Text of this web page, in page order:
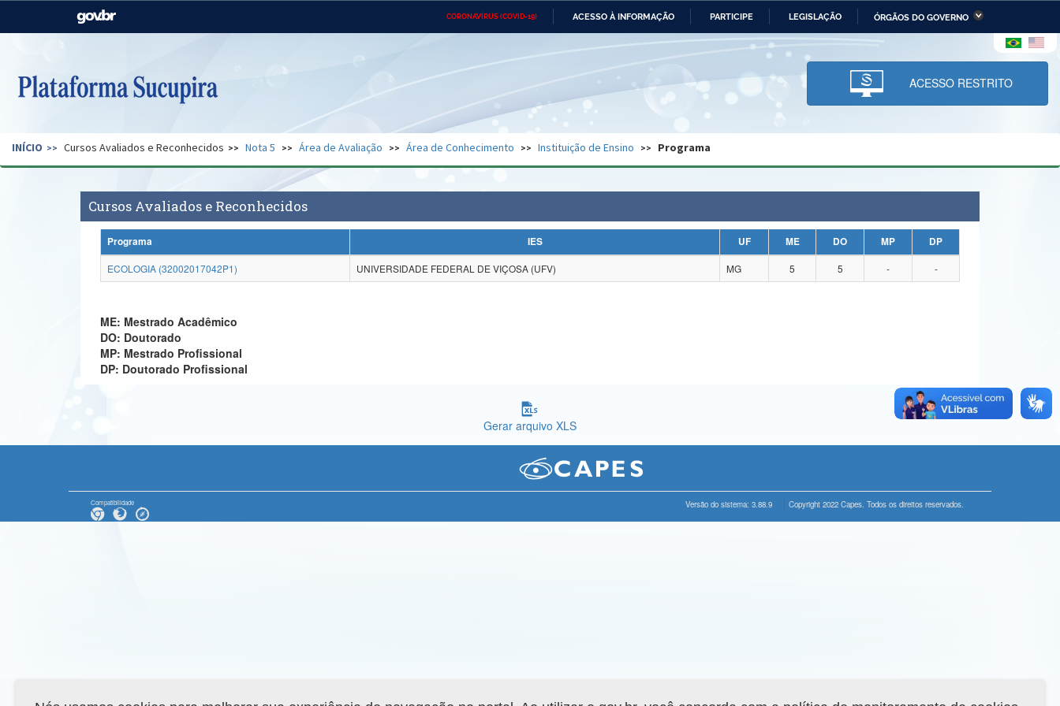
CORONAVÍRUS (COVID-19) ACESSO À INFORMAÇÃO PARTICIPE LEGISLAÇÃO ÓRGÃOS DO GOVERNO
Casa Civil Ministério das Relações Ministério da Economia Ministério da Infraestrutura
Pecuária e Abastecimento
Ministério da Ciência,
Tecnologia, Inovações e
Comunicações
Ministério do Desenvolvimento
Regional e dos Direitos Humanos
Secretaria de Governo Gabinete de Segurança Advocacia-Geral da União Banco Central do Brasil Planalto
ACESSO RESTRITO
INÍCIO Cursos Avaliados e Reconhecidos Nota 5 Área de Avaliação Área de Conhecimento Instituição de Ensino Programa
Cursos Avaliados e Reconhecidos
Programa IES UF ME DO MP
DP
ECOLOGIA (32002017042P1)
UNIVERSIDADE FEDERAL DE VIÇOSA (UFV) MG 5 5 - -
ME: Mestrado Acadêmico
DO: Doutorado
MP: Mestrado Profissional
DP: Doutorado Profissional
Gerar arquivo XLS
Compatibilidade Versão do sistema: 3.88.9 Copyright 2022 Capes. Todos os direitos reservados.